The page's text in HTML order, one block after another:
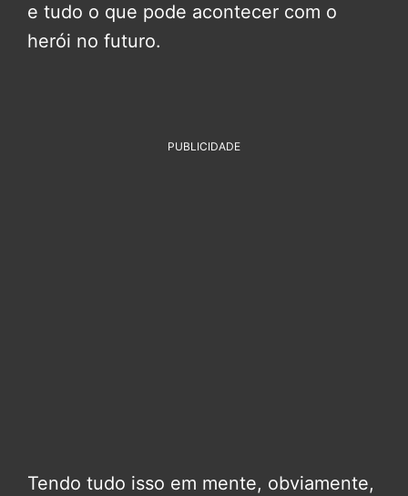
e tudo o que pode acontecer com o
herói no futuro.
PUBLICIDADE
Tendo tudo isso em mente, obviamente,